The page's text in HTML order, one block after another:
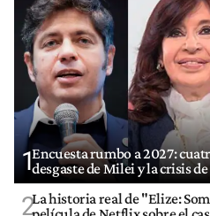
1Encuesta rumbo a 2027:
desgaste de Milei y la crisis
2La historia real de "Elize: